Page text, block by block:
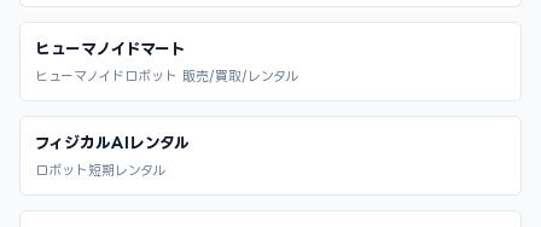
ヒューマノイドマート
ヒューマノイドロボット 販売/買取/レンタル
フィジカルAIレンタル
ロボット短期レンタル